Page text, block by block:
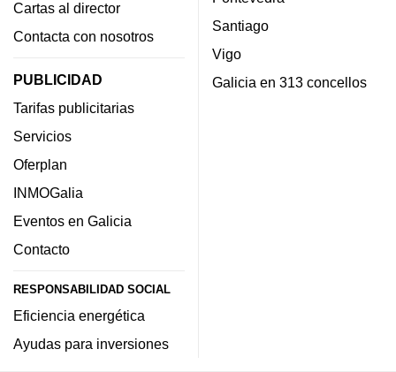
Cartas al director
Contacta con nosotros
PUBLICIDAD
Tarifas publicitarias
Servicios
Oferplan
INMOGalia
Eventos en Galicia
Contacto
RESPONSABILIDAD SOCIAL
Eficiencia energética
Ayudas para inversiones
Santiago
Vigo
Galicia en 313 concellos